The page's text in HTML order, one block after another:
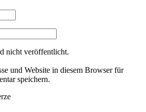
nicht veröffentlicht.
und Website in diesem Browser für
speichern.